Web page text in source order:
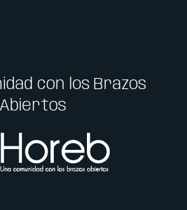
con los Brazos
Abiertos